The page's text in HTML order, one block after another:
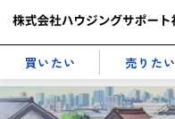
買いたい 売りたい